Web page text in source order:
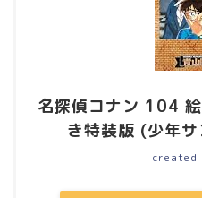
名探偵コナン 104
き特装版 (少年
created